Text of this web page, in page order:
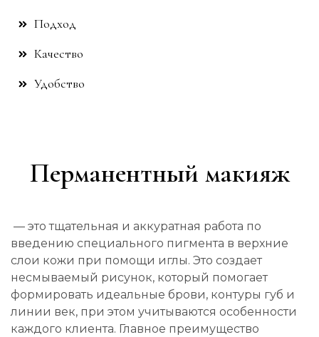
Подход
Качество
Удобство
Перманентный макияж
— это тщательная и аккуратная работа по
введению специального пигмента в верхние
слои кожи при помощи иглы. Это создает
несмываемый рисунок, который помогает
формировать идеальные брови, контуры губ и
линии век, при этом учитываются особенности
каждого клиента. Главное преимущество